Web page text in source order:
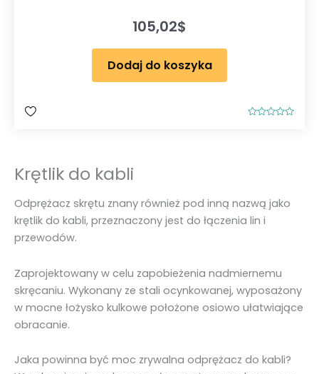
n
a
5
105,02$
Dodaj do koszyka
Krętlik do kabli
Odprężacz skrętu znany również pod inną nazwą jako
krętlik do kabli, przeznaczony jest do łączenia lin i
przewodów.
Zaprojektowany w celu zapobieżenia nadmiernemu
skręcaniu. Wykonany ze stali ocynkowanej, wyposażony
w mocne łożysko kulkowe położone osiowo ułatwiające
obracanie.
Jaka powinna być moc zrywalna odprężacz do kabli?